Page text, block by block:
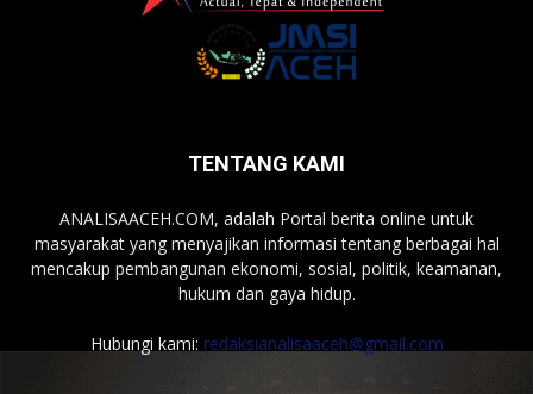
TENTANG KAMI
ANALISAACEH.COM, adalah Portal berita online untuk
masyarakat yang menyajikan informasi tentang berbagai hal
mencakup pembangunan ekonomi, sosial, politik, keamanan,
hukum dan gaya hidup.
Hubungi kami: redaksianalisaaceh@gmail.com